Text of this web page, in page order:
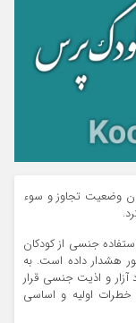
وضعیت تجاوز و سوء
جنسی از کودکان
هشدار داده است. به
و اذیت جنسی قرار
اولیه و اساسی